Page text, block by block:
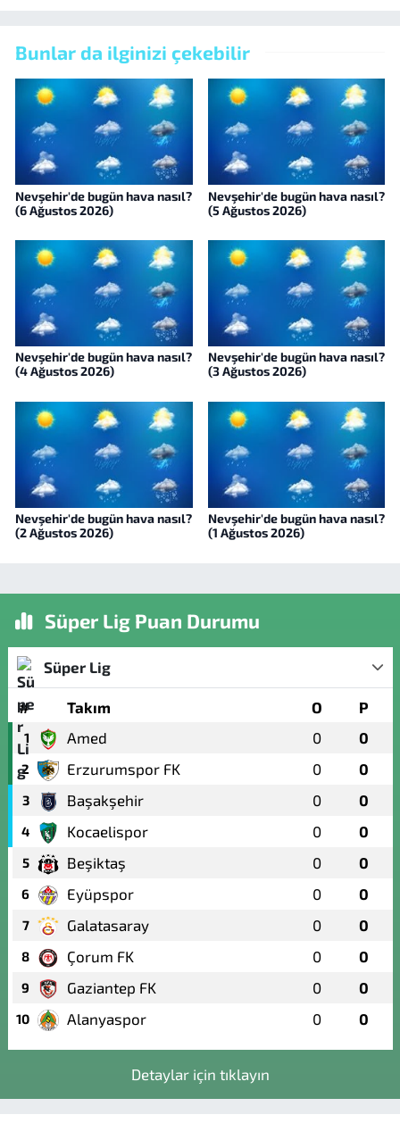
Bunlar da ilginizi çekebilir
Nevşehir'de bugün hava nasıl?
(6 Ağustos 2026)
Nevşehir'de bugün hava nasıl?
(5 Ağustos 2026)
Nevşehir'de bugün hava nasıl?
(4 Ağustos 2026)
Nevşehir'de bugün hava nasıl?
(3 Ağustos 2026)
Nevşehir'de bugün hava nasıl?
(2 Ağustos 2026)
Nevşehir'de bugün hava nasıl?
(1 Ağustos 2026)
Süper Lig Puan Durumu
Süper Lig
# Takım O P
1 Amed 0 0
2 Erzurumspor FK 0 0
3 Başakşehir 0 0
4 Kocaelispor 0 0
5 Beşiktaş 0 0
6 Eyüpspor 0 0
7 Galatasaray 0 0
8 Çorum FK 0 0
9 Gaziantep FK 0 0
10 Alanyaspor 0 0
Detaylar için tıklayın